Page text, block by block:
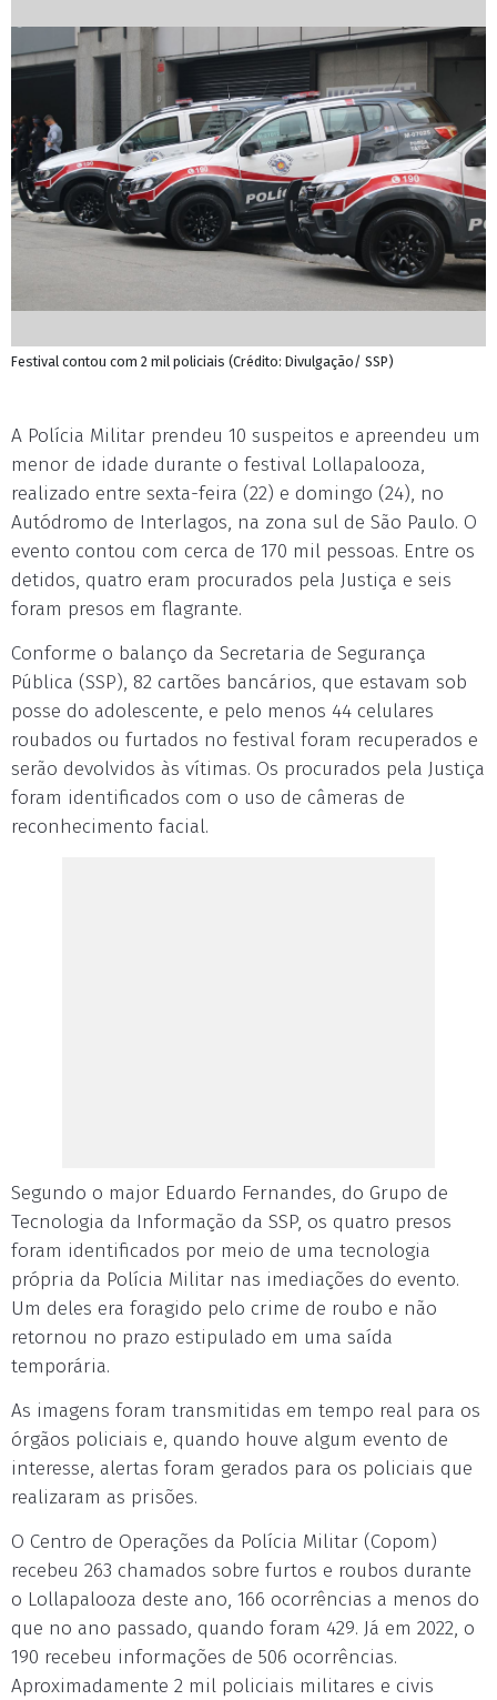
Festival contou com 2 mil policiais (Crédito: Divulgação/ SSP)
A Polícia Militar prendeu 10 suspeitos e apreendeu um
menor de idade durante o festival Lollapalooza,
realizado entre sexta-feira (22) e domingo (24), no
Autódromo de Interlagos, na zona sul de São Paulo. O
evento contou com cerca de 170 mil pessoas. Entre os
detidos, quatro eram procurados pela Justiça e seis
foram presos em flagrante.
Conforme o balanço da Secretaria de Segurança
Pública (SSP), 82 cartões bancários, que estavam sob
posse do adolescente, e pelo menos 44 celulares
roubados ou furtados no festival foram recuperados e
serão devolvidos às vítimas. Os procurados pela Justiça
foram identificados com o uso de câmeras de
reconhecimento facial.
Segundo o major Eduardo Fernandes, do Grupo de
Tecnologia da Informação da SSP, os quatro presos
foram identificados por meio de uma tecnologia
própria da Polícia Militar nas imediações do evento.
Um deles era foragido pelo crime de roubo e não
retornou no prazo estipulado em uma saída
temporária.
As imagens foram transmitidas em tempo real para os
órgãos policiais e, quando houve algum evento de
interesse, alertas foram gerados para os policiais que
realizaram as prisões.
O Centro de Operações da Polícia Militar (Copom)
recebeu 263 chamados sobre furtos e roubos durante
o Lollapalooza deste ano, 166 ocorrências a menos do
que no ano passado, quando foram 429. Já em 2022, o
190 recebeu informações de 506 ocorrências.
Aproximadamente 2 mil policiais militares e civis